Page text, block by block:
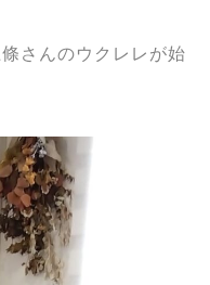
さんのウクレレが始